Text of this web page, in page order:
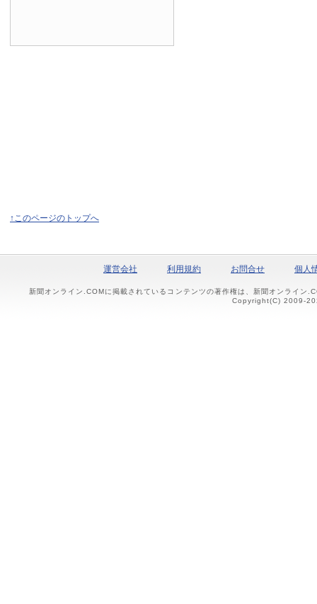
↑このページのトップへ
運営会社 利用規約 お問合せ 個人
新聞オンライン.COMに掲載されているコンテンツの著作権は、新聞オンライン
Copyright(C) 2009-